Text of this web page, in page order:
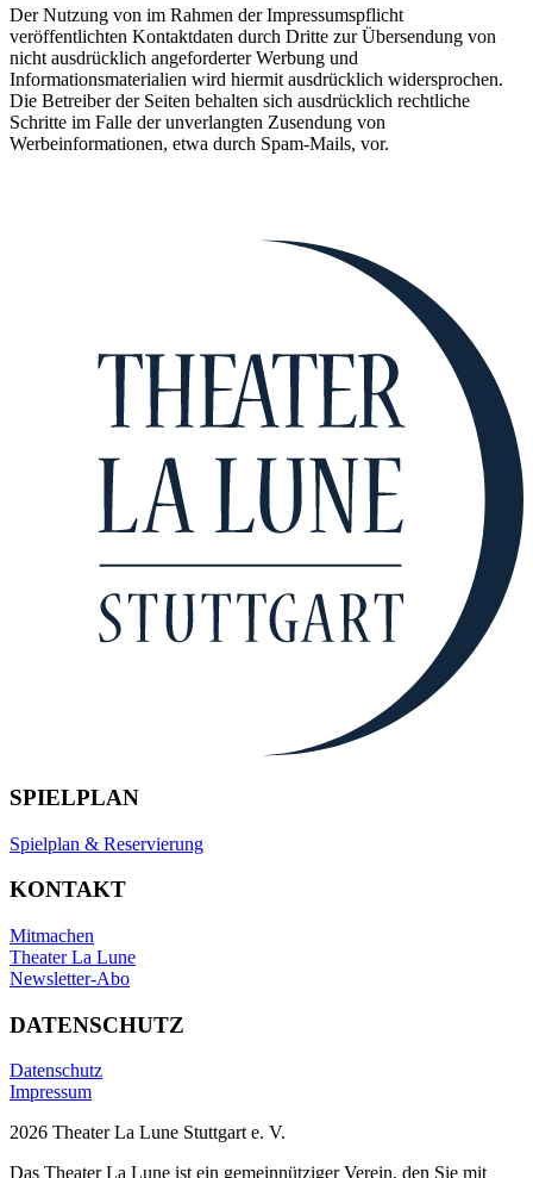
Der Nutzung von im Rahmen der Impressumspflicht
veröffentlichten Kontaktdaten durch Dritte zur Übersendung von
nicht ausdrücklich angeforderter Werbung und
Informationsmaterialien wird hiermit ausdrücklich widersprochen.
Die Betreiber der Seiten behalten sich ausdrücklich rechtliche
Schritte im Falle der unverlangten Zusendung von
Werbeinformationen, etwa durch Spam-Mails, vor.
SPIELPLAN
Spielplan & Reservierung
KONTAKT
Mitmachen
Theater La Lune
Newsletter-Abo
DATENSCHUTZ
Datenschutz
Impressum
2026 Theater La Lune Stuttgart e. V.
Das Theater La Lune ist ein gemeinnütziger Verein, den Sie mit